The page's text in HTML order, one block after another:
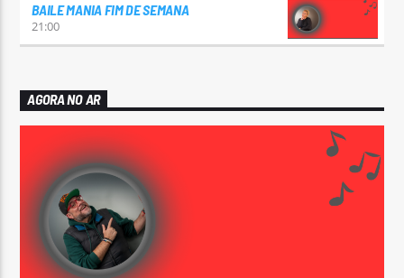
BAILE MANIA FIM DE SEMANA
21:00
AGORA NO AR